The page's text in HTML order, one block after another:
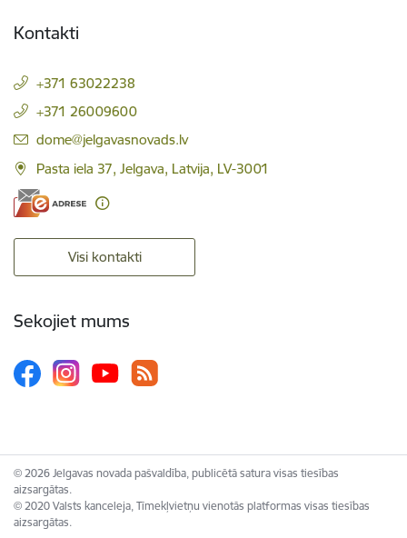
Kontakti
+371 63022238
+371 26009600
E-pasts:
dome@jelgavasnovads.lv
Pasta iela 37, Jelgava, Latvija, LV-3001
Visi kontakti
Sekojiet mums
© 2026 Jelgavas novada pašvaldība, publicētā satura visas tiesības
aizsargātas.
© 2020 Valsts kanceleja, Tīmekļvietņu vienotās platformas visas tiesības
aizsargātas.